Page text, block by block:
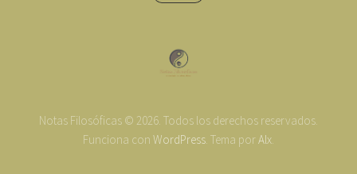
Notas Filosóficas © 2026. Todos los derechos reservados.
Funciona con WordPress. Tema porAlx.